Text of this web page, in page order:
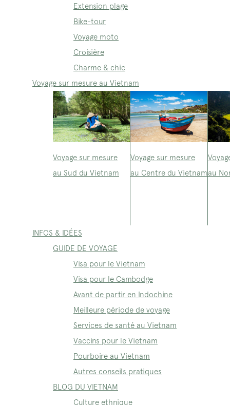
Extension plage
Bike-tour
Voyage moto
Croisière
Charme & chic
Voyage sur mesure au Vietnam
Voyage sur mesure
au Sud du Vietnam
Voyage sur mesure
au Centre du Vietnamau
INFOS & IDÉES
GUIDE DE VOYAGE
Visa pour le Vietnam
Visa pour le Cambodge
Avant de partir en Indochine
Meilleure période de voyage
Services de santé au Vietnam
Vaccins pour le Vietnam
Pourboire au Vietnam
Autres conseils pratiques
BLOG DU VIETNAM
Culture ethnique